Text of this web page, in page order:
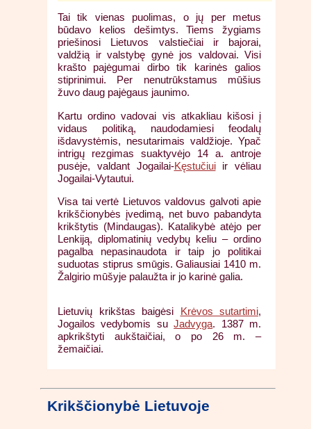
Tai tik vienas puolimas, o jų per metus
būdavo kelios dešimtys. Tiems žygiams
priešinosi Lietuvos valstiečiai ir bajorai,
valdžią ir valstybę gynė jos valdovai. Visi
krašto pajėgumai dirbo tik karinės galios
stiprinimui. Per nenutrūkstamus mūšius
žuvo daug pajėgaus jaunimo.
Kartu ordino vadovai vis atkakliau kišosi į
vidaus politiką, naudodamiesi feodalų
išdavystėmis, nesutarimais valdžioje. Ypač
intrigų rezgimas suaktyvėjo 14 a. antroje
pusėje, valdant Jogailai-Kęstučiuiir vėliau
Jogailai-Vytautui.
Visa tai vertė Lietuvos valdovus galvoti apie
krikščionybės įvedimą, net buvo pabandyta
krikštytis (Mindaugas). Katalikybė atėjo per
Lenkiją, diplomatinių vedybų keliu – ordino
pagalba nepasinaudota ir taip jo politikai
suduotas stiprus smūgis. Galiausiai 1410 m.
Žalgirio mūšyje palaužta ir jo karinė galia.
Lietuvių krikštas baigėsi Krėvos sutartimi,
Jogailos vedybomis suJadvyga. 1387 m.
apkrikštyti aukštaičiai, o po 26 m. –
žemaičiai.
Krikščionybė Lietuvoje